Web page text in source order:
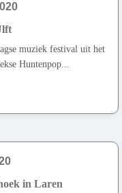
muziek festival uit het
Huntenpop...
in Laren